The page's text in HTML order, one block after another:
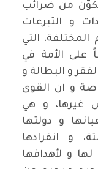
من ضرائب
و التبرعات
المختلفة، التي
على الأمة في
و البطالة و
و ان القوى
غيرها، و هي
و دولتها
و انفرادها
و لأهدافها